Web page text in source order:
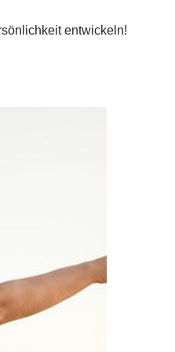
entwickeln!